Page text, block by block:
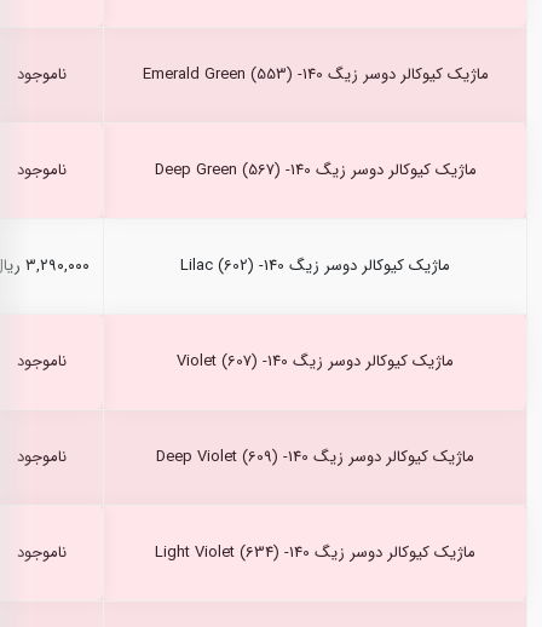
ماژیک کیوکالر دوسر زیگ Emerald Green (553) -140 ناموجود
ماژیک کیوکالر دوسر زیگ Deep Green (567) -140 ناموجود
ماژیک کیوکالر دوسر زیگ Lilac (602) -140 ۳,۲۹۰,۰۰۰ ریال
ماژیک کیوکالر دوسر زیگ Violet (607) -140 ناموجود
ماژیک کیوکالر دوسر زیگ Deep Violet (609) -140 ناموجود
ماژیک کیوکالر دوسر زیگ Light Violet (634) -140 ناموجود